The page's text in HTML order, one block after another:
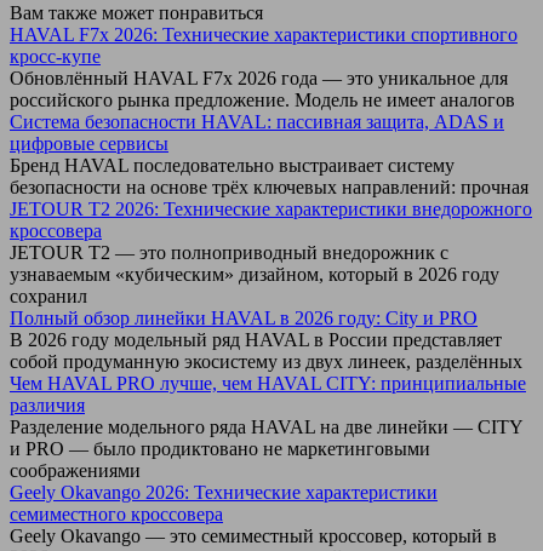
Вам также может понравиться
HAVAL F7x 2026: Технические характеристики спортивного
кросс-купе
Обновлённый HAVAL F7x 2026 года — это уникальное для
российского рынка предложение. Модель не имеет аналогов
Система безопасности HAVAL: пассивная защита, ADAS и
цифровые сервисы
Бренд HAVAL последовательно выстраивает систему
безопасности на основе трёх ключевых направлений: прочная
JETOUR T2 2026: Технические характеристики внедорожного
кроссовера
JETOUR T2 — это полноприводный внедорожник с
узнаваемым «кубическим» дизайном, который в 2026 году
сохранил
Полный обзор линейки HAVAL в 2026 году: City и PRO
В 2026 году модельный ряд HAVAL в России представляет
собой продуманную экосистему из двух линеек, разделённых
Чем HAVAL PRO лучше, чем HAVAL CITY: принципиальные
различия
Разделение модельного ряда HAVAL на две линейки — CITY
и PRO — было продиктовано не маркетинговыми
соображениями
Geely Okavango 2026: Технические характеристики
семиместного кроссовера
Geely Okavango — это семиместный кроссовер, который в